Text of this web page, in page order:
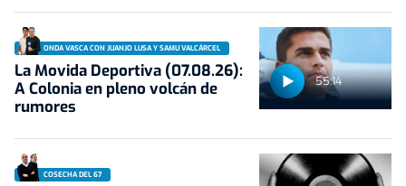
55:14
ONDA VASCA CON JUANJO LUSA Y SAMU VALCÁRCEL
La Movida Deportiva (07.08.26):
A Colonia en pleno volcán de
rumores
COSECHA DEL 67